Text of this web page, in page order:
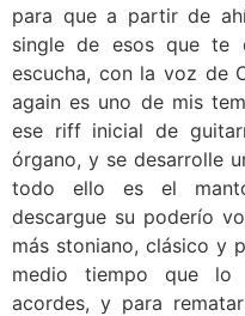
para que a partir de
single de esos que te
escucha, con la voz de
again es uno de mis
ese riff inicial de
órgano, y se desarrolle
todo ello es el
descargue su poderío
más stoniano, clásico y
medio tiempo que lo
acordes, y para